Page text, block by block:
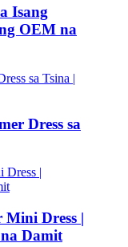
Isang
OEM na
Dress sa
Mini Dress |
Damit